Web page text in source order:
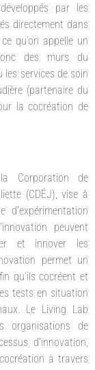
par les
directement dans
qu’on appelle un
des murs du
services de soin
(partenaire du
la cocréation de
Corporation de
(CDÉJ), vise à
peuvent
et innover les
permet un
qu’ils cocréent et
tests en situation
Le Living Lab
organisations de
d’innovation,
à travers